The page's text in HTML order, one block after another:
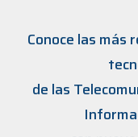
Conoce las más
de las